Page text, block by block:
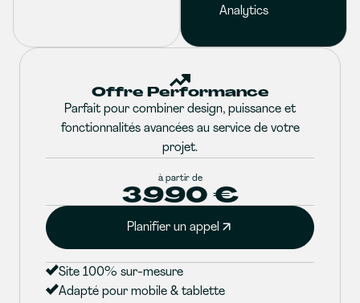
Analytics
Offre Performance
Parfait pour combiner design, puissance et
fonctionnalités avancées au service de votre
projet.
à partir de
3990 €
Planifier un appel
Site 100% sur-mesure
Adapté pour mobile & tablette